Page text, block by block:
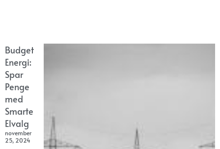
Budget
Energi:
Spar
Penge
med
Smarte
Elvalg
november
25, 2024